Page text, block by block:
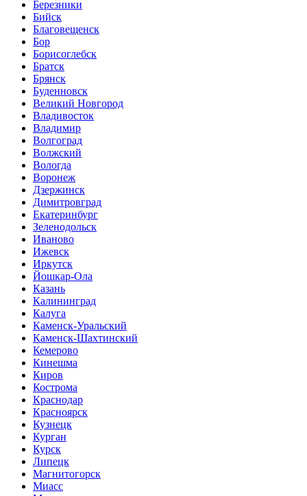
Березники
Бийск
Благовещенск
Бор
Борисоглебск
Братск
Брянск
Буденновск
Великий Новгород
Владивосток
Владимир
Волгоград
Волжский
Вологда
Воронеж
Дзержинск
Димитровград
Екатеринбург
Зеленодольск
Иваново
Ижевск
Иркутск
Йошкар-Ола
Казань
Калининград
Калуга
Каменск-Уральский
Каменск-Шахтинский
Кемерово
Кинешма
Киров
Кострома
Краснодар
Красноярск
Кузнецк
Курган
Курск
Липецк
Магнитогорск
Миасс